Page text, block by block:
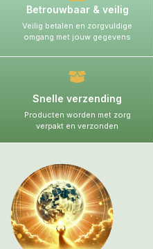
Betrouwbaar & veilig
Veilig betalen en zorgvuldige
omgang met jouw gegevens
Snelle verzending
Producten worden met zorg
verpakt en verzonden